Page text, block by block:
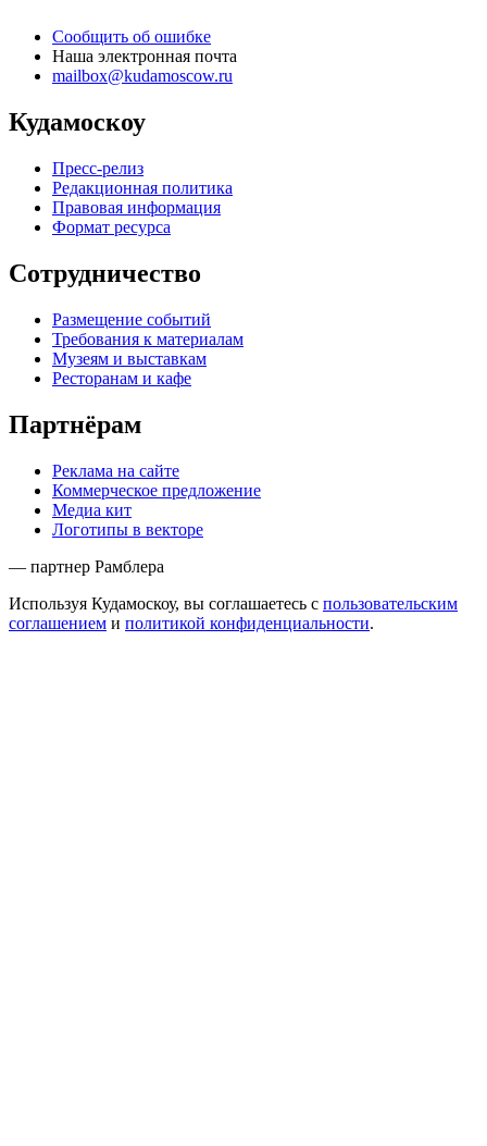
Сообщить об ошибке
Наша электронная почта
mailbox@kudamoscow.ru
Кудамоскоу
Пресс-релиз
Редакционная политика
Правовая информация
Формат ресурса
Сотрудничество
Размещение событий
Требования к материалам
Музеям и выставкам
Ресторанам и кафе
Партнёрам
Реклама на сайте
Коммерческое предложение
Медиа кит
Логотипы в векторе
— партнер Рамблера
Используя Кудамоскоу, вы соглашаетесь с пользовательским
соглашением и политикой конфиденциальности.